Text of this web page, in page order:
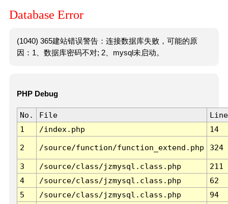
Database Error
(1040) 365建站错误警告：连接数据库失败，可能的原
因：1、数据库密码不对; 2、mysql未启动。
PHP Debug
No. File
Line
1
/index.php 14
2 /source/function/function_extend.php 324
3 /source/class/jzmysql.class.php
211
4
/source/class/jzmysql.class.php
62
5
/source/class/jzmysql.class.php
94